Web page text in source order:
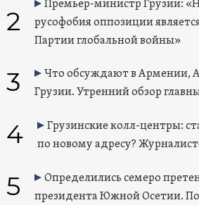
2
Премьер-министр Грузии:
русофобия оппозиции
Партии глобальной войны»
3
Что обсуждают в Армении,
Грузии. Утренний обзор
4
Грузинские колл-центры:
по новому адресу?
5
Определились семеро
президента Южной Осетии.